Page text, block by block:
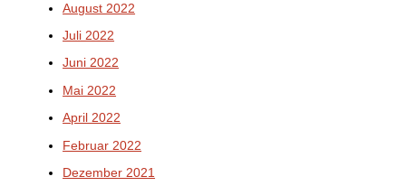
August 2022
Juli 2022
Juni 2022
Mai 2022
April 2022
Februar 2022
Dezember 2021